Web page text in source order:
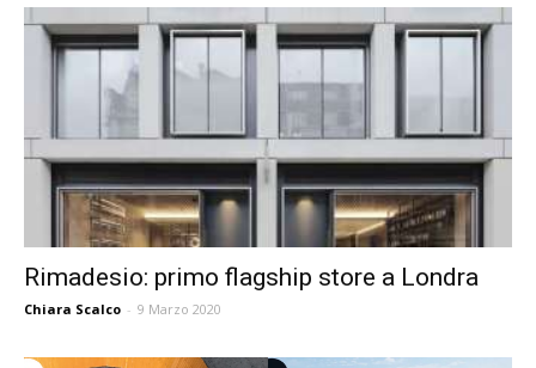
Rimadesio: primo flagship store a Londra
Chiara Scalco - 9 Marzo 2020